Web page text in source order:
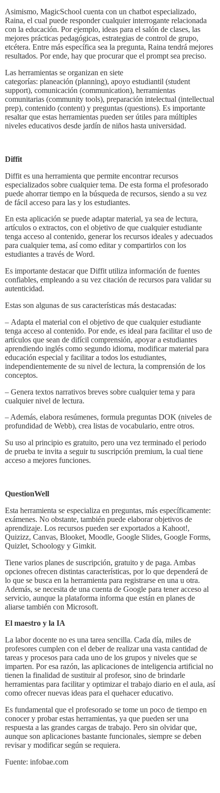
Asimismo, MagicSchool cuenta con un chatbot especializado,
Raina, el cual puede responder cualquier interrogante relacionada
con la educación. Por ejemplo, ideas para el salón de clases, las
mejores prácticas pedagógicas, estrategias de control de grupo,
etcétera. Entre más específica sea la pregunta, Raina tendrá mejores
resultados. Por ende, hay que procurar que el prompt sea preciso.
Las herramientas se organizan en siete
categorías: planeación (planning), apoyo estudiantil (student
support), comunicación (communication), herramientas
comunitarias (community tools), preparación intelectual (intellectual
prep), contenido (content) y preguntas (questions). Es importante
resaltar que estas herramientas pueden ser útiles para múltiples
niveles educativos desde jardín de niños hasta universidad.
Diffit
Diffit es una herramienta que permite encontrar recursos
especializados sobre cualquier tema. De esta forma el profesorado
puede ahorrar tiempo en la búsqueda de recursos, siendo a su vez
de fácil acceso para las y los estudiantes.
En esta aplicación se puede adaptar material, ya sea de lectura,
artículos o extractos, con el objetivo de que cualquier estudiante
tenga acceso al contenido, generar los recursos ideales y adecuados
para cualquier tema, así como editar y compartirlos con los
estudiantes a través de Word.
Es importante destacar que Diffit utiliza información de fuentes
confiables, empleando a su vez citación de recursos para validar su
autenticidad.
Estas son algunas de sus características más destacadas:
– Adapta el material con el objetivo de que cualquier estudiante
tenga acceso al contenido. Por ende, es ideal para facilitar el uso de
artículos que sean de difícil comprensión, apoyar a estudiantes
aprendiendo inglés como segundo idioma, modificar material para
educación especial y facilitar a todos los estudiantes,
independientemente de su nivel de lectura, la comprensión de los
conceptos.
– Genera textos narrativos breves sobre cualquier tema y para
cualquier nivel de lectura.
– Además, elabora resúmenes, formula preguntas DOK (niveles de
profundidad de Webb), crea listas de vocabulario, entre otros.
Su uso al principio es gratuito, pero una vez terminado el periodo
de prueba te invita a seguir tu suscripción premium, la cual tiene
acceso a mejores funciones.
QuestionWell
Esta herramienta se especializa en preguntas, más específicamente:
exámenes. No obstante, también puede elaborar objetivos de
aprendizaje. Los recursos pueden ser exportados a Kahoot!,
Quizizz, Canvas, Blooket, Moodle, Google Slides, Google Forms,
Quizlet, Schoology y Gimkit.
Tiene varios planes de suscripción, gratuito y de paga. Ambas
opciones ofrecen distintas características, por lo que dependerá de
lo que se busca en la herramienta para registrarse en una u otra.
Además, se necesita de una cuenta de Google para tener acceso al
servicio, aunque la plataforma informa que están en planes de
aliarse también con Microsoft.
El maestro y la IA
La labor docente no es una tarea sencilla. Cada día, miles de
profesores cumplen con el deber de realizar una vasta cantidad de
tareas y procesos para cada uno de los grupos y niveles que se
imparten. Por esa razón, las aplicaciones de inteligencia artificial no
tienen la finalidad de sustituir al profesor, sino de brindarle
herramientas para facilitar y optimizar el trabajo diario en el aula, así
como ofrecer nuevas ideas para el quehacer educativo.
Es fundamental que el profesorado se tome un poco de tiempo en
conocer y probar estas herramientas, ya que pueden ser una
respuesta a las grandes cargas de trabajo. Pero sin olvidar que,
aunque son aplicaciones bastante funcionales, siempre se deben
revisar y modificar según se requiera.
Fuente: infobae.com